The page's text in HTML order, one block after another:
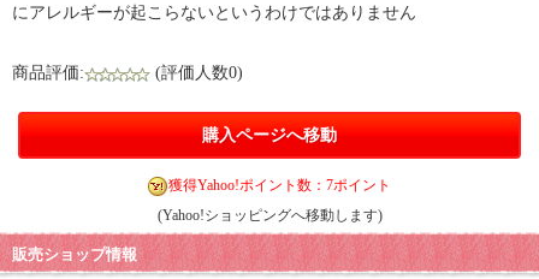
にアレルギーが起こらないというわけではありません
商品評価: (評価人数0)
購入ページへ移動
獲得Yahoo!ポイント数：7ポイント
(Yahoo!ショッピングへ移動します)
販売ショップ情報